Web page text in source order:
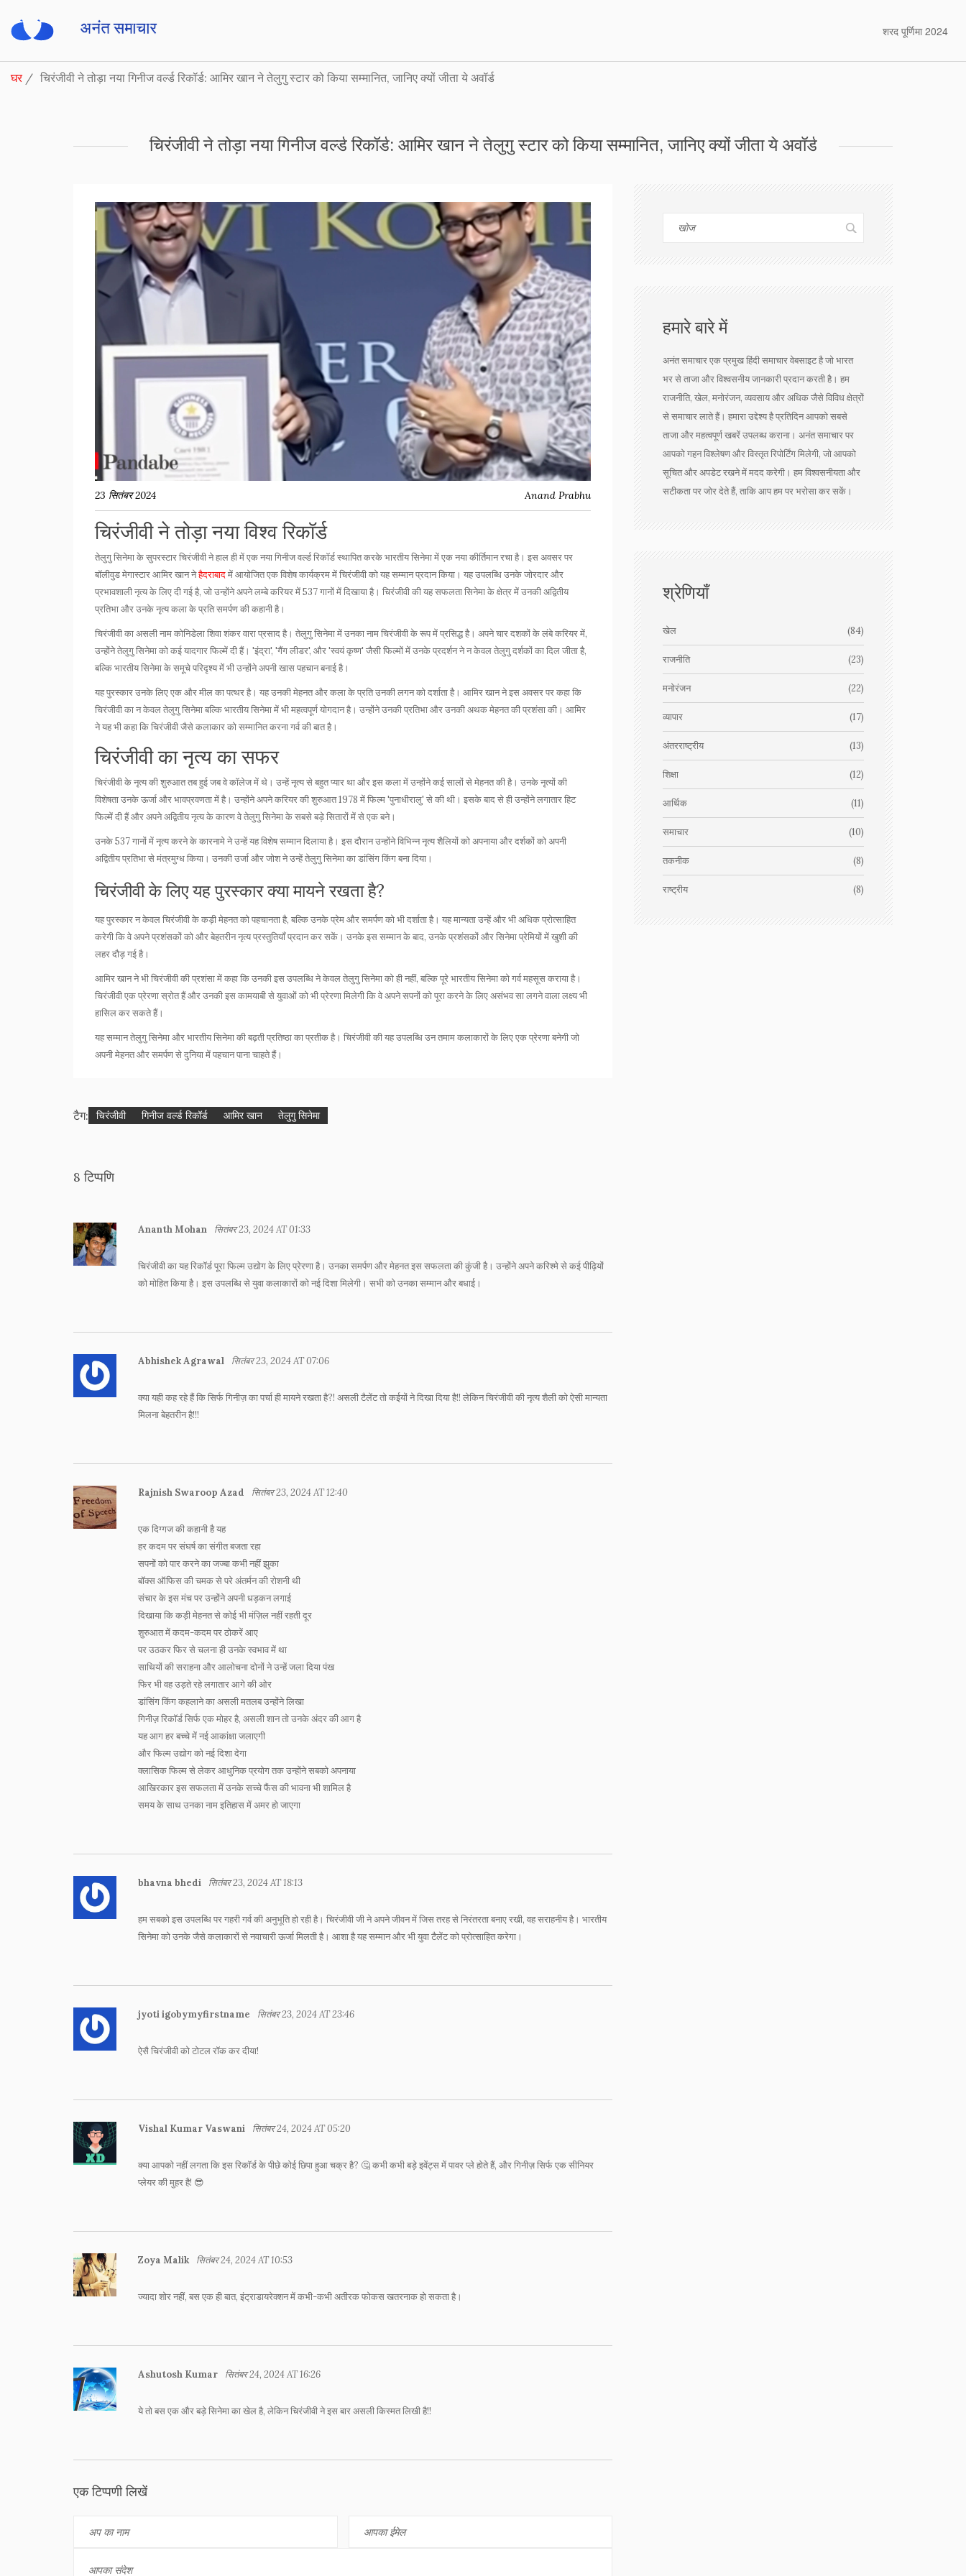
शरद पूर्णिमा 2024
घर चिरंजीवी ने तोड़ा नया गिनीज वर्ल्ड रिकॉर्ड: आमिर खान ने तेलुगु स्टार को किया सम्मानित, जानिए क्यों जीता ये अवॉर्ड
चिरंजीवी ने तोड़ा नया गिनीज वर्ल्ड रिकॉर्ड: आमिर खान ने तेलुगु स्टार को किया सम्मानित, जानिए क्यों जीता ये अवॉर्ड
23 सितंबर 2024 Anand Prabhu
चिरंजीवी ने तोड़ा नया विश्व रिकॉर्ड
तेलुगु सिनेमा के सुपरस्टार चिरंजीवी ने हाल ही में एक नया गिनीज वर्ल्ड रिकॉर्ड स्थापित करके भारतीय सिनेमा में एक नया कीर्तिमान रचा है। इस अवसर पर
बॉलीवुड मेगास्टार आमिर खान नेहैदराबादमें आयोजित एक विशेष कार्यक्रम में चिरंजीवी को यह सम्मान प्रदान किया। यह उपलब्धि उनके जोरदार और
प्रभावशाली नृत्य के लिए दी गई है, जो उन्होंने अपने लम्बे करियर में 537 गानों में दिखाया है। चिरंजीवी की यह सफलता सिनेमा के क्षेत्र में उनकी अद्वितीय
प्रतिभा और उनके नृत्य कला के प्रति समर्पण की कहानी है।
चिरंजीवी का असली नाम कोनिडेला शिवा शंकर वारा प्रसाद है। तेलुगु सिनेमा में उनका नाम चिरंजीवी के रूप में प्रसिद्ध है। अपने चार दशकों के लंबे करियर में,
उन्होंने तेलुगु सिनेमा को कई यादगार फिल्में दी हैं। 'इंद्रा', 'गैंग लीडर', और 'स्वयं कृष्ण' जैसी फिल्मों में उनके प्रदर्शन ने न केवल तेलुगु दर्शकों का दिल जीता है,
बल्कि भारतीय सिनेमा के समूचे परिदृश्य में भी उन्होंने अपनी खास पहचान बनाई है।
यह पुरस्कार उनके लिए एक और मील का पत्थर है। यह उनकी मेहनत और कला के प्रति उनकी लगन को दर्शाता है। आमिर खान ने इस अवसर पर कहा कि
चिरंजीवी का न केवल तेलुगु सिनेमा बल्कि भारतीय सिनेमा में भी महत्वपूर्ण योगदान है। उन्होंने उनकी प्रतिभा और उनकी अथक मेहनत की प्रशंसा की। आमिर
ने यह भी कहा कि चिरंजीवी जैसे कलाकार को सम्मानित करना गर्व की बात है।
चिरंजीवी का नृत्य का सफर
चिरंजीवी के नृत्य की शुरुआत तब हुई जब वे कॉलेज में थे। उन्हें नृत्य से बहुत प्यार था और इस कला में उन्होंने कई सालों से मेहनत की है। उनके नृत्यों की
विशेषता उनके ऊर्जा और भावप्रवणता में है। उन्होंने अपने करियर की शुरुआत 1978 में फिल्म 'पुनाधीरालु' से की थी। इसके बाद से ही उन्होंने लगातार हिट
फिल्में दी हैं और अपने अद्वितीय नृत्य के कारण वे तेलुगु सिनेमा के सबसे बड़े सितारों में से एक बने।
उनके 537 गानों में नृत्य करने के कारनामे ने उन्हें यह विशेष सम्मान दिलाया है। इस दौरान उन्होंने विभिन्न नृत्य शैलियों को अपनाया और दर्शकों को अपनी
अद्वितीय प्रतिभा से मंत्रमुग्ध किया। उनकी उर्जा और जोश ने उन्हें तेलुगु सिनेमा का डांसिंग किंग बना दिया।
चिरंजीवी के लिए यह पुरस्कार क्या मायने रखता है?
यह पुरस्कार न केवल चिरंजीवी के कड़ी मेहनत को पहचानता है, बल्कि उनके प्रेम और समर्पण को भी दर्शाता है। यह मान्यता उन्हें और भी अधिक प्रोत्साहित
करेगी कि वे अपने प्रशंसकों को और बेहतरीन नृत्य प्रस्तुतियाँ प्रदान कर सकें। उनके इस सम्मान के बाद, उनके प्रशंसकों और सिनेमा प्रेमियों में खुशी की
लहर दौड़ गई है।
आमिर खान ने भी चिरंजीवी की प्रशंसा में कहा कि उनकी इस उपलब्धि ने केवल तेलुगु सिनेमा को ही नहीं, बल्कि पूरे भारतीय सिनेमा को गर्व महसूस कराया है।
चिरंजीवी एक प्रेरणा स्रोत हैं और उनकी इस कामयाबी से युवाओं को भी प्रेरणा मिलेगी कि वे अपने सपनों को पूरा करने के लिए असंभव सा लगने वाला लक्ष्य भी
हासिल कर सकते हैं।
यह सम्मान तेलुगु सिनेमा और भारतीय सिनेमा की बढ़ती प्रतिष्ठा का प्रतीक है। चिरंजीवी की यह उपलब्धि उन तमाम कलाकारों के लिए एक प्रेरणा बनेगी जो
अपनी मेहनत और समर्पण से दुनिया में पहचान पाना चाहते हैं।
टैग: चिरंजीवी गिनीज वर्ल्ड रिकॉर्ड आमिर खान तेलुगु सिनेमा
8 टिप्पणि
Ananth Mohan सितंबर 23, 2024 AT 01:33
चिरंजीवी का यह रिकॉर्ड पूरा फिल्म उद्योग के लिए प्रेरणा है। उनका समर्पण और मेहनत इस सफलता की कुंजी है। उन्होंने अपने करिश्मे से कई पीढ़ियों
को मोहित किया है। इस उपलब्धि से युवा कलाकारों को नई दिशा मिलेगी। सभी को उनका सम्मान और बधाई।
Abhishek Agrawal सितंबर 23, 2024 AT 07:06
क्या यही कह रहे हैं कि सिर्फ गिनीज़ का पर्चा ही मायने रखता है?! असली टैलेंट तो कईयों ने दिखा दिया है!! लेकिन चिरंजीवी की नृत्य शैली को ऐसी मान्यता
मिलना बेहतरीन है!!!
Rajnish Swaroop Azad सितंबर 23, 2024 AT 12:40
एक दिग्गज की कहानी है यह
हर कदम पर संघर्ष का संगीत बजता रहा
सपनों को पार करने का जज्बा कभी नहीं झुका
बॉक्स ऑफिस की चमक से परे अंतर्मन की रोशनी थी
संचार के इस मंच पर उन्होंने अपनी धड़कन लगाई
दिखाया कि कड़ी मेहनत से कोई भी मंज़िल नहीं रहती दूर
शुरुआत में कदम-कदम पर ठोकरें आए
पर उठकर फिर से चलना ही उनके स्वभाव में था
साथियों की सराहना और आलोचना दोनों ने उन्हें जला दिया पंख
फिर भी वह उड़ते रहे लगातार आगे की ओर
डांसिंग किंग कहलाने का असली मतलब उन्होंने लिखा
गिनीज़ रिकॉर्ड सिर्फ एक मोहर है, असली शान तो उनके अंदर की आग है
यह आग हर बच्चे में नई आकांक्षा जलाएगी
और फिल्म उद्योग को नई दिशा देगा
क्लासिक फिल्म से लेकर आधुनिक प्रयोग तक उन्होंने सबको अपनाया
आखिरकार इस सफलता में उनके सच्चे फैंस की भावना भी शामिल है
समय के साथ उनका नाम इतिहास में अमर हो जाएगा
bhavna bhedi सितंबर 23, 2024 AT 18:13
हम सबको इस उपलब्धि पर गहरी गर्व की अनुभूति हो रही है। चिरंजीवी जी ने अपने जीवन में जिस तरह से निरंतरता बनाए रखी, वह सराहनीय है। भारतीय
सिनेमा को उनके जैसे कलाकारों से नवाचारी ऊर्जा मिलती है। आशा है यह सम्मान और भी युवा टैलेंट को प्रोत्साहित करेगा।
jyoti igobymyfirstname सितंबर 23, 2024 AT 23:46
ऐसै चिरंजीवी को टोटल रॉक कर दीया!
Vishal Kumar Vaswani सितंबर 24, 2024 AT 05:20
क्या आपको नहीं लगता कि इस रिकॉर्ड के पीछे कोई छिपा हुआ चक्र है? 🤔 कभी कभी बड़े इवेंट्स में पावर प्ले होते हैं, और गिनीज़ सिर्फ एक सीनियर
प्लेयर की मुहर है! 😎
Zoya Malik सितंबर 24, 2024 AT 10:53
ज्यादा शोर नहीं, बस एक ही बात, इंट्राडायरेक्शन में कभी-कभी अतीरक फोकस खतरनाक हो सकता है।
Ashutosh Kumar सितंबर 24, 2024 AT 16:26
ये तो बस एक और बड़े सिनेमा का खेल है, लेकिन चिरंजीवी ने इस बार असली किस्मत लिखी है!!
एक टिप्पणी लिखें
हमारे बारे में
अनंत समाचार एक प्रमुख हिंदी समाचार वेबसाइट है जो भारत
भर से ताजा और विश्वसनीय जानकारी प्रदान करती है। हम
राजनीति, खेल, मनोरंजन, व्यवसाय और अधिक जैसे विविध क्षेत्रों
से समाचार लाते हैं। हमारा उद्देश्य है प्रतिदिन आपको सबसे
ताजा और महत्वपूर्ण खबरें उपलब्ध कराना। अनंत समाचार पर
आपको गहन विश्लेषण और विस्तृत रिपोर्टिंग मिलेगी, जो आपको
सूचित और अपडेट रखने में मदद करेगी। हम विश्वसनीयता और
सटीकता पर जोर देते हैं, ताकि आप हम पर भरोसा कर सकें।
श्रेणियाँ
खेल (84)
राजनीति (23)
मनोरंजन (22)
व्यापार (17)
अंतरराष्ट्रीय (13)
शिक्षा (12)
आर्थिक (11)
समाचार (10)
तकनीक (8)
राष्ट्रीय (8)